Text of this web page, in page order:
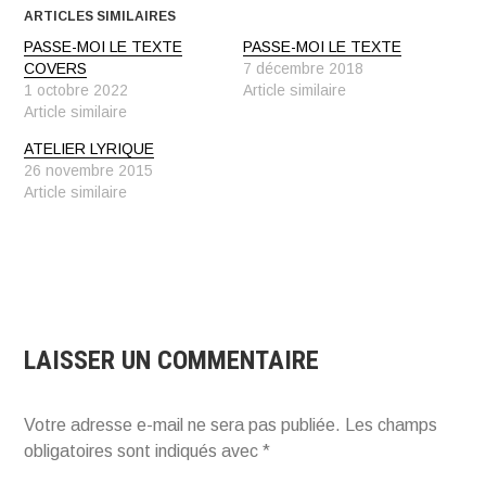
ARTICLES SIMILAIRES
PASSE-MOI LE TEXTE
COVERS
1 octobre 2022
Article similaire
PASSE-MOI LE TEXTE
7 décembre 2018
Article similaire
ATELIER LYRIQUE
26 novembre 2015
Article similaire
LAISSER UN COMMENTAIRE
Votre adresse e-mail ne sera pas publiée.
Les champs
obligatoires sont indiqués avec*